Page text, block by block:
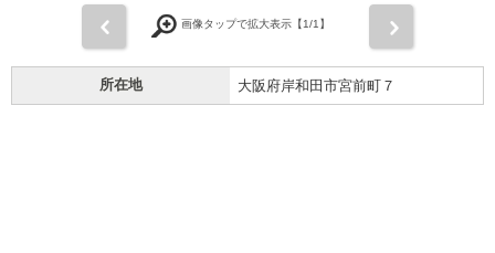
画像タップで拡大表示【1/1】
所在地 大阪府岸和田市宮前町７